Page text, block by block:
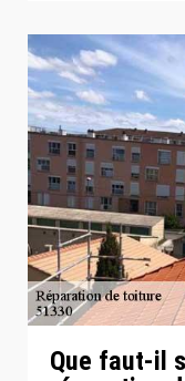
Que faut-il